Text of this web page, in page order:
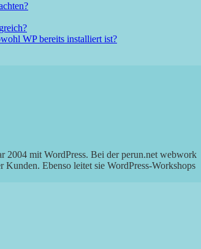
WP bereits installiert ist?
2004 mit WordPress. Bei der perun.net webwork
Ebenso leitet sie WordPress-Workshops